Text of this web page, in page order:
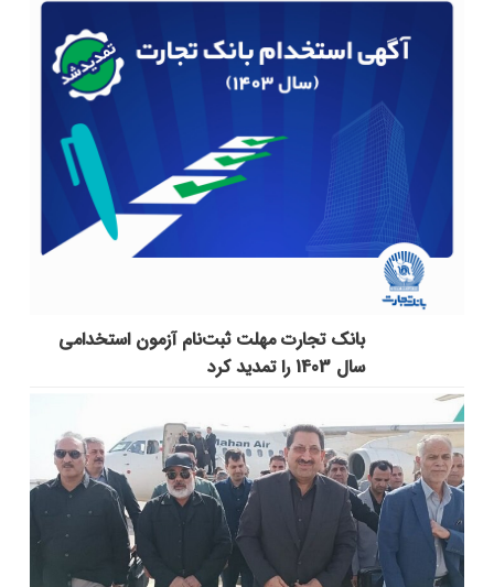
بانک تجارت مهلت ثبت‌نام آزمون استخدامی
سال 1403 را تمدید کرد